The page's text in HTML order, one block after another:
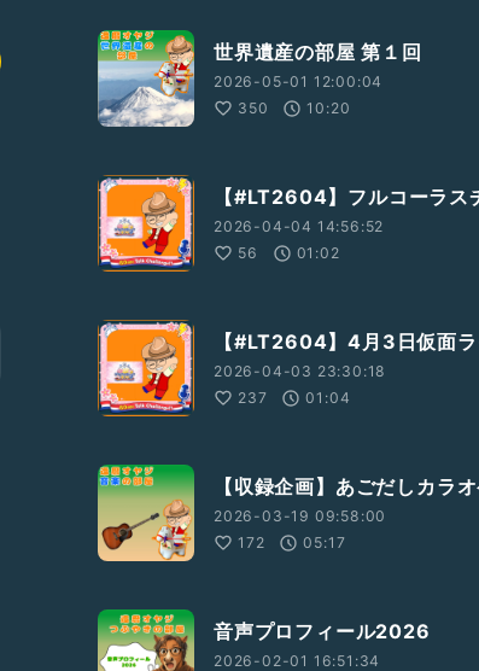
世界遺産の部屋 第１回
2026-05-01 12:00:04
350
10:20
【#LT2604】フルコーラ
2026-04-04 14:56:52
56
01:02
【#LT2604】4月3日仮面
2026-04-03 23:30:18
237
01:04
【収録企画】あごだしカラ
2026-03-19 09:58:00
172
05:17
音声プロフィール2026
2026-02-01 16:51:34